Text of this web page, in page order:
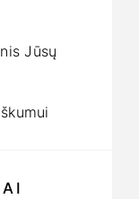
Jūsų